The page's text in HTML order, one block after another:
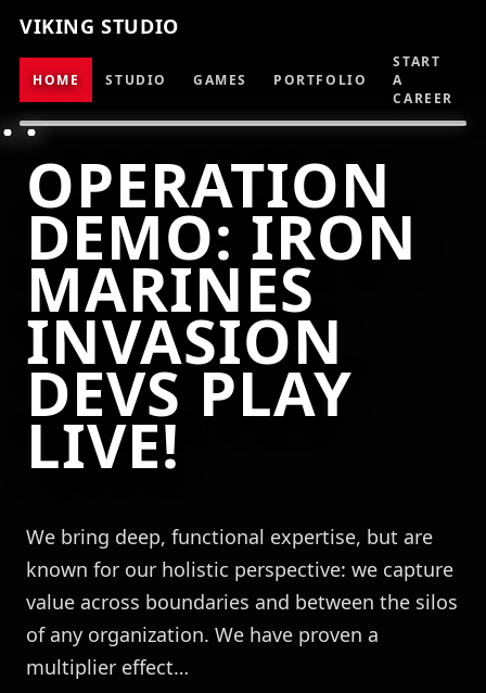
VIKING STUDIO
HOME STUDIO GAMES PORTFOLIO
START
A
CAREER
OPERATION
DEMO: IRON
MARINES
INVASION
DEVS PLAY
LIVE!
We bring deep, functional expertise, but are
known for our holistic perspective: we capture
value across boundaries and between the silos
of any organization. We have proven a
multiplier effect…